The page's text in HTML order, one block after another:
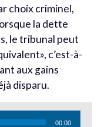
choix criminel,
la dette
le tribunal peut
c’est-à-
aux gains
disparu.
00:00